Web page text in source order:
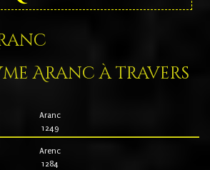
Aranc à travers
Aranc
1249
Arenc
1284